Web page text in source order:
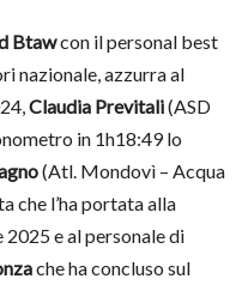
Btawcon il personal best
nazionale, azzurra al
Claudia Previtali(ASD
in 1h18:49 lo
(Atl. Mondovì – Acqua
che l’ha portata alla
2025 e al personale di
che ha concluso sul